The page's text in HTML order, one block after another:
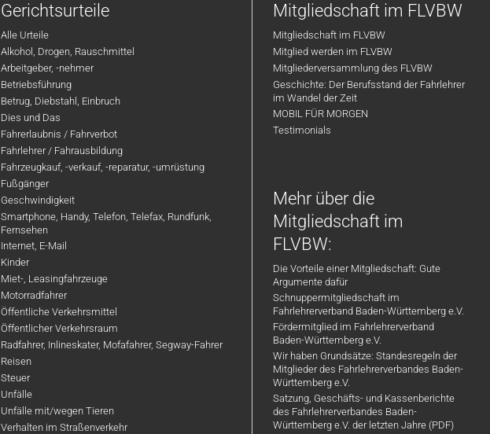
Gerichtsurteile
Alle Urteile
Alkohol, Drogen, Rauschmittel
Arbeitgeber, -nehmer
Betriebsführung
Betrug, Diebstahl, Einbruch
Dies und Das
Fahrerlaubnis / Fahrverbot
Fahrlehrer / Fahrausbildung
Fahrzeugkauf, -verkauf, -reparatur, -umrüstung
Fußgänger
Geschwindigkeit
Smartphone, Handy, Telefon, Telefax, Rundfunk,
Fernsehen
Internet, E-Mail
Kinder
Miet-, Leasingfahrzeuge
Motorradfahrer
Öffentliche Verkehrsmittel
Öffentlicher Verkehrsraum
Radfahrer, Inlineskater, Mofafahrer, Segway-Fahrer
Reisen
Steuer
Unfälle
Unfälle mit/wegen Tieren
Verhalten im Straßenverkehr
Mitgliedschaft im FLVBW
Mitgliedschaft im FLVBW
Mitglied werden im FLVBW
Mitgliederversammlung des FLVBW
Geschichte: Der Berufsstand der Fahrlehrer
im Wandel der Zeit
MOBIL FÜR MORGEN
Testimonials
Mehr über die
Mitgliedschaft im
FLVBW:
Die Vorteile einer Mitgliedschaft: Gute
Argumente dafür
Schnuppermitgliedschaft im
Fahrlehrerverband Baden-Württemberg e.V.
Fördermitglied im Fahrlehrerverband
Baden-Württemberg e.V.
Wir haben Grundsätze: Standesregeln der
Mitglieder des Fahrlehrerverbandes Baden-
Württemberg e.V.
Satzung, Geschäfts- und Kassenberichte
des Fahrlehrerverbandes Baden-
Württemberg e.V. der letzten Jahre (PDF)